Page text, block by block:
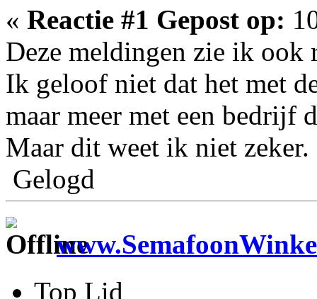
« Reactie #1 Gepost op:
Deze meldingen zie ik
Ik geloof niet dat het met
maar meer met een bedrijf
Maar dit weet ik niet zeker.
Gelogd
Top Lid